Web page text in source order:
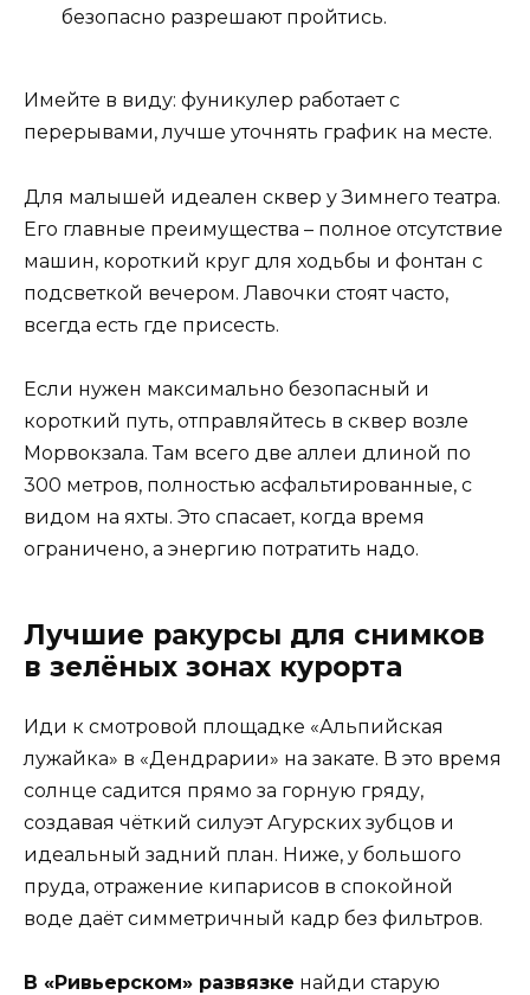
безопасно разрешают пройтись.
Имейте в виду: фуникулер работает с
перерывами, лучше уточнять график на месте.
Для малышей идеален сквер у Зимнего театра.
Его главные преимущества – полное отсутствие
машин, короткий круг для ходьбы и фонтан с
подсветкой вечером. Лавочки стоят часто,
всегда есть где присесть.
Если нужен максимально безопасный и
короткий путь, отправляйтесь в сквер возле
Морвокзала. Там всего две аллеи длиной по
300 метров, полностью асфальтированные, с
видом на яхты. Это спасает, когда время
ограничено, а энергию потратить надо.
Лучшие ракурсы для снимков
в зелёных зонах курорта
Иди к смотровой площадке «Альпийская
лужайка» в «Дендрарии» на закате. В это время
солнце садится прямо за горную гряду,
создавая чёткий силуэт Агурских зубцов и
идеальный задний план. Ниже, у большого
пруда, отражение кипарисов в спокойной
воде даёт симметричный кадр без фильтров.
В «Ривьерском» развязке найди старую